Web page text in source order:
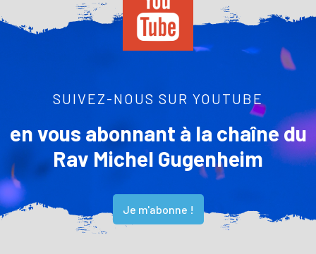
SUIVEZ-NOUS SUR YOUTUBE
en vous abonnant à la chaîne du
Rav Michel Gugenheim
Je m'abonne !